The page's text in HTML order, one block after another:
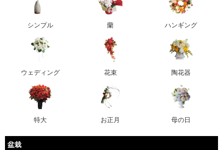
シンプル 蘭 ハンギング
ウェディング 花束 陶花器
特大 お正月 母の日
盆栽